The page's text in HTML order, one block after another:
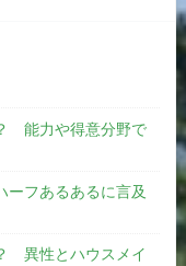
能力や得意分野で
ーフあるあるに言及
異性とハウスメイ